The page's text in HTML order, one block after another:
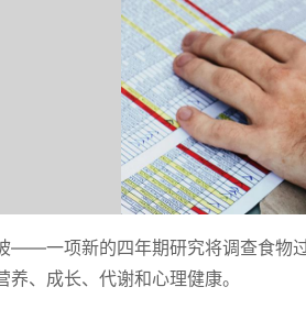
——一项新的四年期研究将调查食物
养、成长、代谢和心理健康。